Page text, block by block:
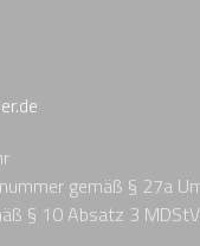
gemäß § 27a
§ 10 Absatz 3